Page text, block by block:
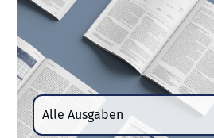
Alle Ausgaben